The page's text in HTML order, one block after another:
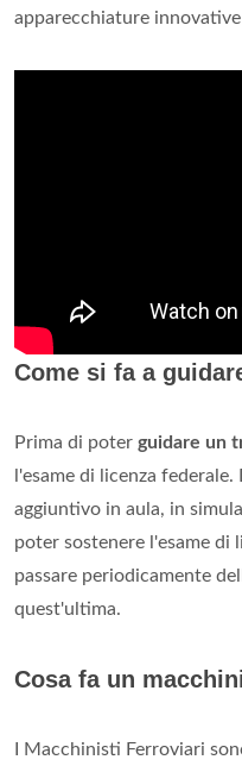
apparecchiature
Come si fa a
Prima di poter guidare un
l'esame di licenza
aggiuntivo in aula, in
poter sostenere l'esame di
passare periodicamente
quest'ultima.
Cosa fa un
I Macchinisti Ferroviari